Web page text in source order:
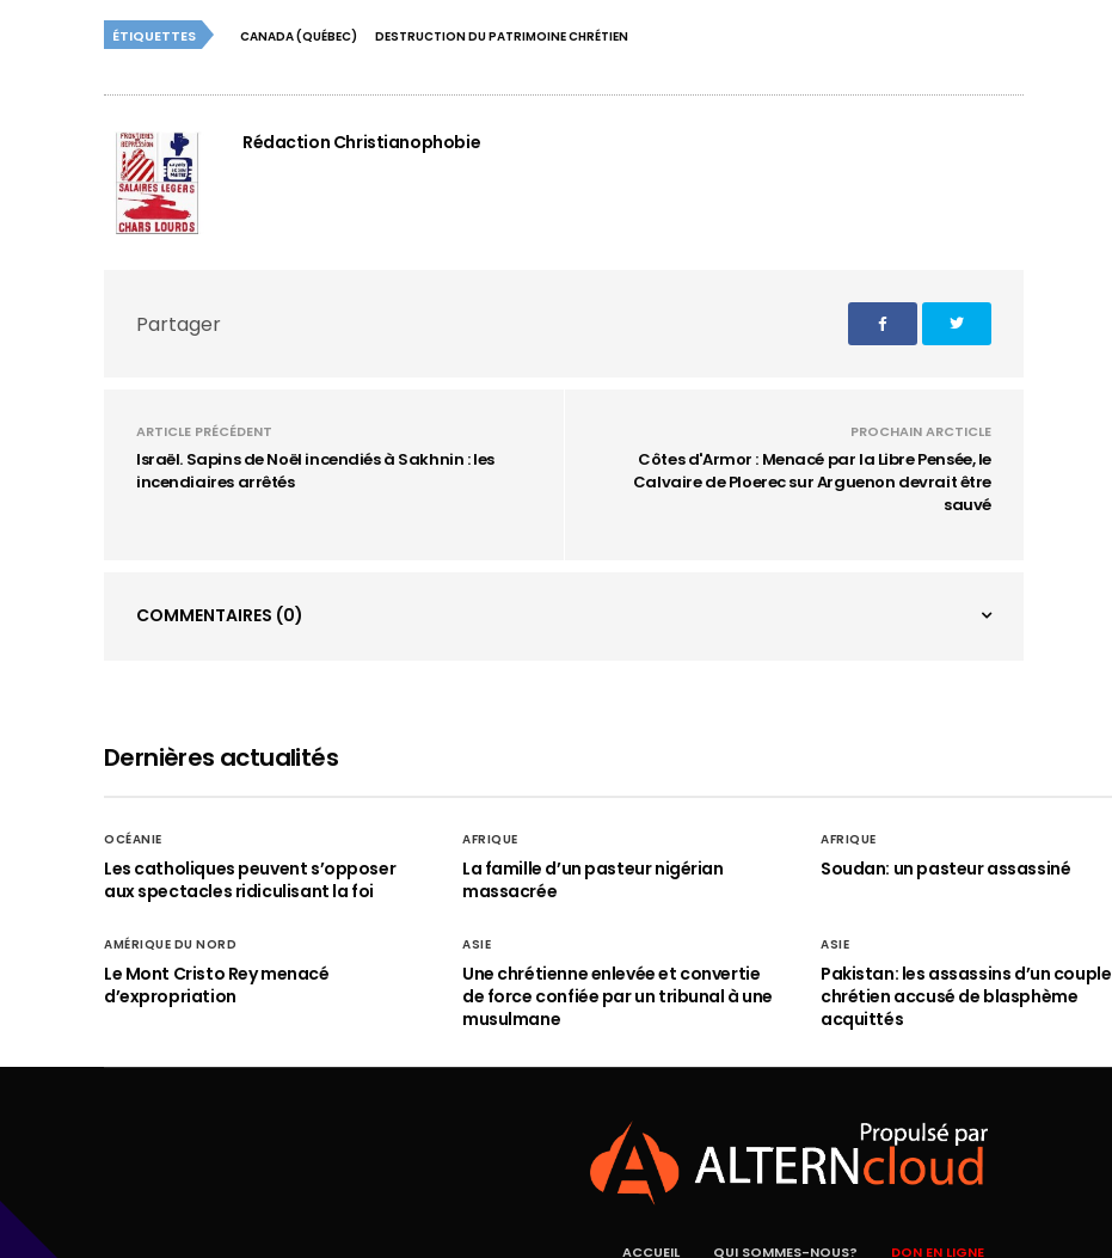
ÉTIQUETTES CANADA (QUÉBEC) DESTRUCTION DU PATRIMOINE CHRÉTIEN
Rédaction Christianophobie
Partager
ARTICLE PRÉCÉDENT
Israël. Sapins de Noël incendiés à Sakhnin : les
incendiaires arrêtés
PROCHAIN ARCTICLE
Côtes d'Armor : Menacé par la Libre Pensée, le
Calvaire de Ploerec sur Arguenon devrait être
sauvé
COMMENTAIRES (0)
Dernières actualités
OCÉANIE
Les catholiques peuvent s’opposer
aux spectacles ridiculisant la foi
AFRIQUE
La famille d’un pasteur nigérian
massacrée
AFRIQUE
Soudan: un pasteur assassiné
AMÉRIQUE DU NORD
Le Mont Cristo Rey menacé
d’expropriation
ASIE
Une chrétienne enlevée et convertie
de force confiée par un tribunal à une
musulmane
ASIE
Pakistan: les assassins d’un couple
chrétien accusé de blasphème
acquittés
ACCUEIL QUI SOMMES-NOUS? DON EN LIGNE